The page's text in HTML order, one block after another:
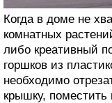
Когда в доме не
комнатных
либо креативный
горшков из
необходимо
крышку, поместить